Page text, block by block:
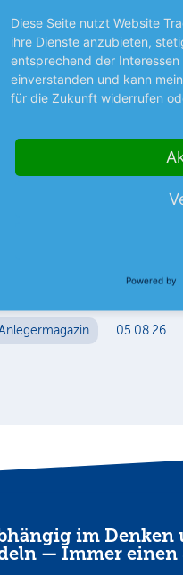
Premium
+++
+++ Steyr
Laut dem US-
Semafor, soll die US-
T-Mobile US die Pläne
Fusion mit der
Mutter nicht…
mehr
05.08.26
im
— Immer einen
Diese Seite nutzt Website
ihre Dienste anzubieten,
entsprechend der
einverstanden und kann
für die Zukunft widerrufen
Powered by